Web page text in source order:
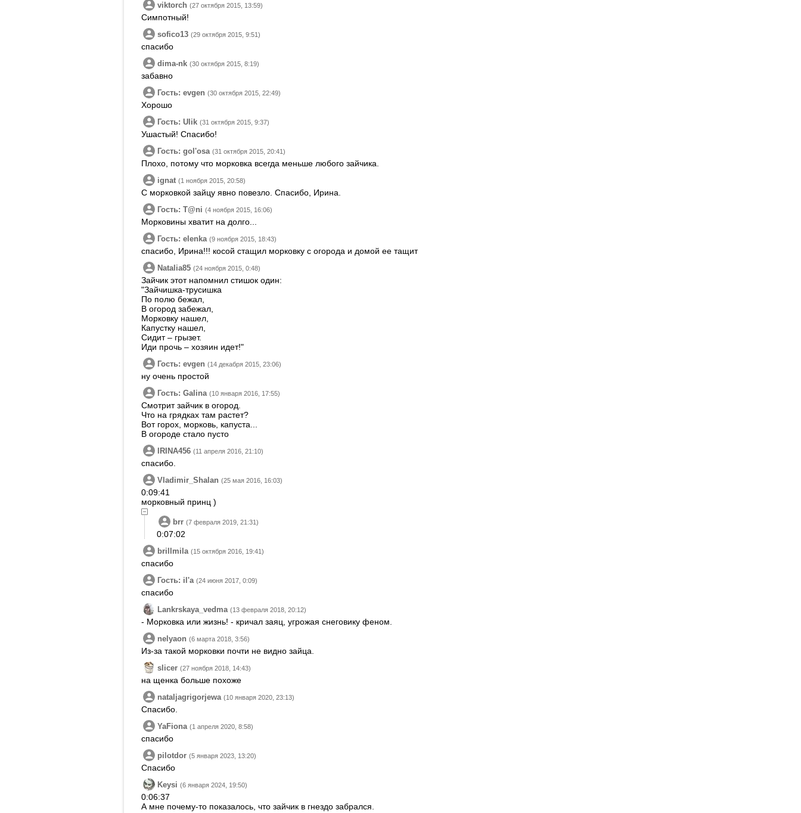
viktorch (27 октября 2015, 13:59)
Симпотный!
sofico13 (29 октября 2015, 9:51)
спасибо
dima-nk (30 октября 2015, 8:19)
забавно
Гость: evgen (30 октября 2015, 22:49)
Хорошо
Гость: Ulik (31 октября 2015, 9:37)
Ушастый! Спасибо!
Гость: golʹosa (31 октября 2015, 20:41)
Плохо, потому что морковка всегда меньше любого зайчика.
ignat (1 ноября 2015, 20:58)
С морковкой зайцу явно повезло. Спасибо, Ирина.
Гость: T@ni (4 ноября 2015, 16:06)
Морковины хватит на долго...
Гость: elenka (9 ноября 2015, 18:43)
спасибо, Ирина!!! косой стащил морковку с огорода и домой ее тащит
Natalia85 (24 ноября 2015, 0:48)
Зайчик этот напомнил стишок один:
"Зайчишка-трусишка
По полю бежал,
В огород забежал,
Морковку нашел,
Капустку нашел,
Сидит – грызет.
Иди прочь – хозяин идет!"
Гость: evgen (14 декабря 2015, 23:06)
ну очень простой
Гость: Galina (10 января 2016, 17:55)
Смотрит зайчик в огород.
Что на грядках там растет?
Вот горох, морковь, капуста...
В огороде стало пусто
IRINA456 (11 апреля 2016, 21:10)
спасибо.
Vladimir_Shalan (25 мая 2016, 16:03)
0:09:41
морковный принц )
brr (7 февраля 2019, 21:31)
0:07:02
brillmila (15 октября 2016, 19:41)
спасибо
Гость: ilʹa (24 июня 2017, 0:09)
спасибо
Lankrskaya_vedma (13 февраля 2018, 20:12)
- Морковка или жизнь! - кричал заяц, угрожая снеговику феном.
nelyaon (6 марта 2018, 3:56)
Из-за такой морковки почти не видно зайца.
slicer (27 ноября 2018, 14:43)
на щенка больше похоже
nataljagrigorjewa (10 января 2020, 23:13)
Спасибо.
YaFiona (1 апреля 2020, 8:58)
спасибо
pilotdor (5 января 2023, 13:20)
Спасибо
Keysi (6 января 2024, 19:50)
0:06:37
А мне почему-то показалось, что зайчик в гнездо забрался.